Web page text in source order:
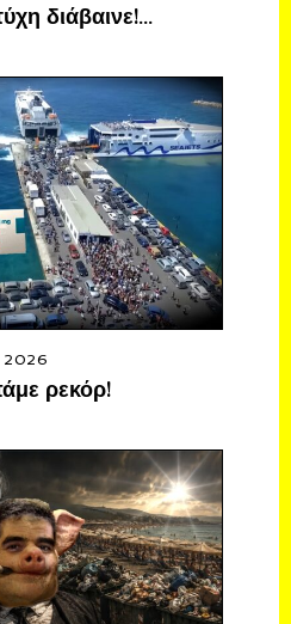
διάβαινε!…
2026
ρεκόρ!